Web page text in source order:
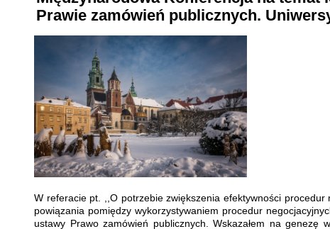
Prawie zamówień publicznych.
W referacie pt. ,,O potrzebie zwiększenia efektywności procedur
powiązania pomiędzy wykorzystywaniem procedur
ustawy Prawo zamówień publicznych. Wskazałem na genezę